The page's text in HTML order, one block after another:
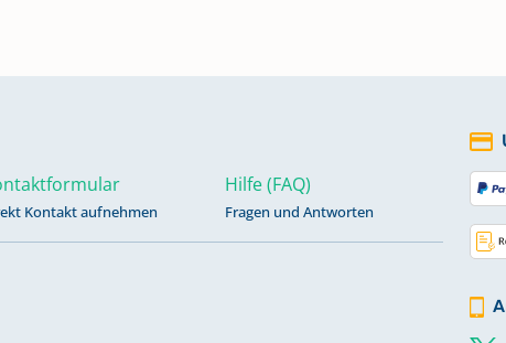
Kontakt aufnehmen
Hilfe (FAQ)
Fragen und Antworten